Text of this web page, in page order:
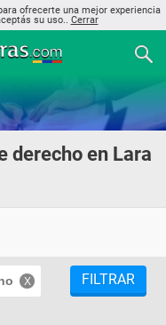
ofrecerte una mejor experiencia
su uso.. Cerrar
derecho en Lara
FILTRAR